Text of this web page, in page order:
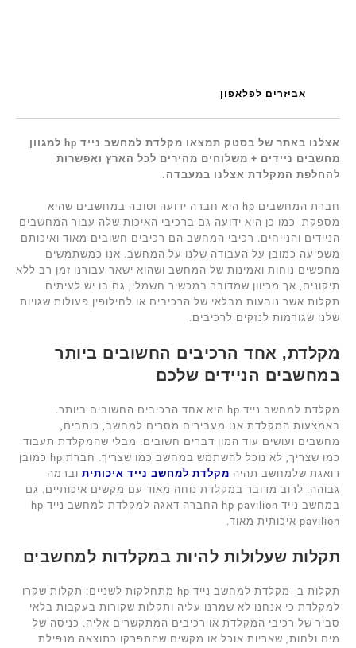
אביזרים לפלאפון
אצלנו באתר של בסטק תמצאו מקלדת למחשב נייד hp למגוון
מחשבים ניידים + משלוחים מהירים לכל הארץ ואפשרות
להחלפת המקלדת אצלנו במעבדה.
חברת המחשבים hp היא חברה ידועה וטובה במחשבים שהיא
מספקת. כמו כן היא ידועה גם ברכיבי האיכות שלה עבור המחשבים
הניידים והנייחים. רכיבי המחשב הם רכיבים חשובים מאוד ואיכותם
משפיעה כמובן על העבודה שלנו על המחשב. אנו כמשתמשים
מחפשים נוחות ואמינות של המחשב ושהוא ישאר עבורנו זמן רב ללא
תיקונים, אך מכיוון שמדובר במכשיר חשמלי, גם בו יש לעיתים
תקלות אשר נובעות מבלאי של הרכיבים או לחילופין פעולות שגויות
שלנו שגורמות לנזקים לרכיבים.
מקלדת, אחד הרכיבים החשובים ביותר
במחשבים הניידים שלכם
מקלדת למחשב נייד hp היא אחד הרכיבים החשובים ביותר.
באמצעות המקלדת אנו מעבירים מסרים למחשב, כותבים,
מחשבים ועושים עוד המון דברים חשובים. מבלי שהמקלדת תעבוד
כמו שצריך, לא נוכל להשתמש במחשב כמו שצריך. חברת hp כמובן
דואגת שלמחשב תהיה מקלדת למחשב נייד איכותית וברמה
גבוהה. לרוב מדובר במקלדת נוחה מאוד עם מקשים איכותיים. גם
במחשב נייד hp pavilion החברה דאגה למקלדת למחשב נייד hp
pavilion איכותית מאוד.
תקלות שעלולות להיות במקלדות למחשבים
תקלות ב- מקלדת למחשב נייד hp מתחלקות לשניים: תקלות שקרו
למקלדת כי אנחנו לא שמרנו עליה ותקלות שקורות בעקבות בלאי
סביר של רכיבי המקלדת או רכיבים המתקשרים אליה. כניסה של
מים ולחות, שאריות אוכל או מקשים שהתפרקו כתוצאה מנפילת